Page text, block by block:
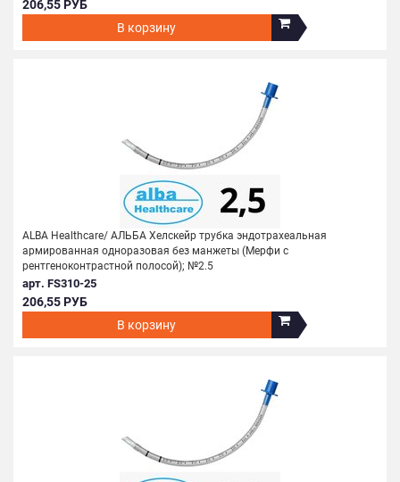
206,55 РУБ
В корзину
ALBA Healthcare/ АЛЬБА Хелскейр трубка эндотрахеальная
армированная одноразовая без манжеты (Мерфи с
рентгеноконтрастной полосой); №2.5
арт. FS310-25
206,55 РУБ
В корзину